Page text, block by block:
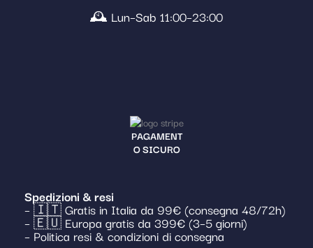
🕰️ Lun–Sab 11:00–23:00
PAGAMENT
O SICURO
Spedizioni & resi
– 🇮🇹 Gratis in Italia da 99€ (consegna 48/72h)
– 🇪🇺 Europa gratis da 399€ (3–5 giorni)
– Politica resi & condizioni di consegna